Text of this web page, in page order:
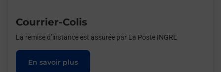
Courrier-Colis
La remise d’instance est assurée par La Poste INGRE
En savoir plus